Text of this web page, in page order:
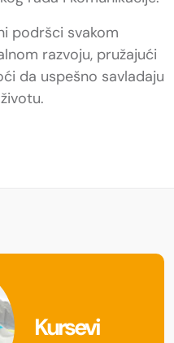
podršci svakom
razvoju, pružajući
da uspešno savladaju
Kursevi